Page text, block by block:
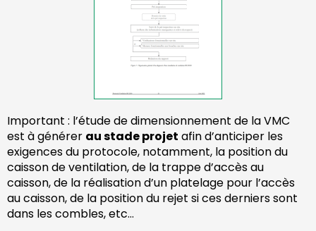
Important : l’étude de dimensionnement de la VMC
est à générer au stade projet afin d’anticiper les
exigences du protocole, notamment, la position du
caisson de ventilation, de la trappe d’accès au
caisson, de la réalisation d’un platelage pour l’accès
au caisson, de la position du rejet si ces derniers sont
dans les combles, etc…